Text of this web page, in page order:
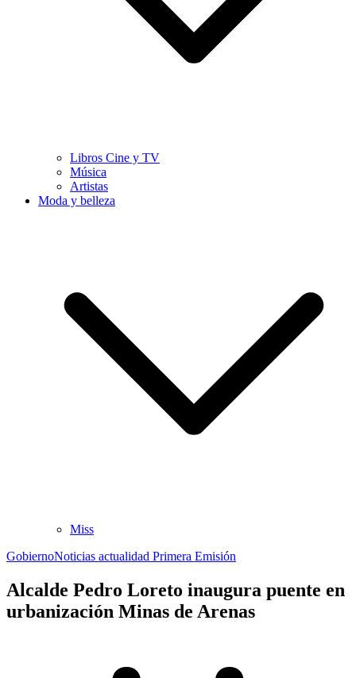
Libros Cine y TV
Música
Artistas
Moda y belleza
Miss
GobiernoNoticias actualidad Primera Emisión
Alcalde Pedro Loreto inaugura puente en
urbanización Minas de Arenas